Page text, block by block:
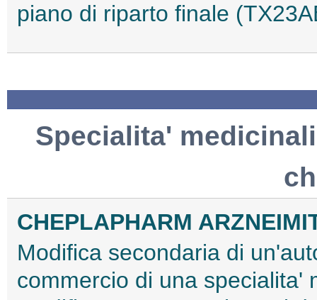
piano di riparto finale
Specialita'
CHEPLAPHARM
Modifica secondaria di
commercio di una specialita'